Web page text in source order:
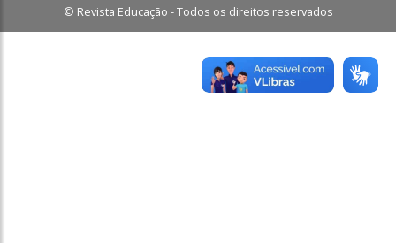
© Revista Educação - Todos os direitos reservados